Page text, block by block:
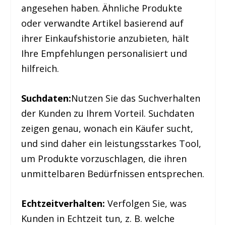
angesehen haben. Ähnliche Produkte
oder verwandte Artikel basierend auf
ihrer Einkaufshistorie anzubieten, hält
Ihre Empfehlungen personalisiert und
hilfreich.
Suchdaten:Nutzen Sie das Suchverhalten
der Kunden zu Ihrem Vorteil. Suchdaten
zeigen genau, wonach ein Käufer sucht,
und sind daher ein leistungsstarkes Tool,
um Produkte vorzuschlagen, die ihren
unmittelbaren Bedürfnissen entsprechen.
Echtzeitverhalten: Verfolgen Sie, was
Kunden in Echtzeit tun, z. B. welche